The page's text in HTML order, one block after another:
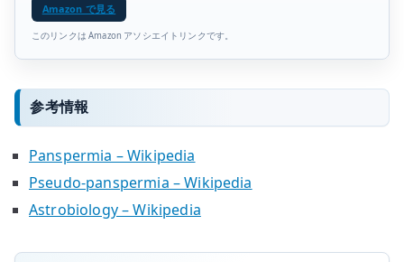
Amazon で見る
このリンクは Amazon アソシエイトリンクです。
参考情報
Panspermia – Wikipedia
Pseudo-panspermia – Wikipedia
Astrobiology – Wikipedia